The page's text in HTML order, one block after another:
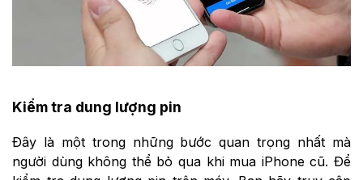
Kiểm tra dung lượng pin
Đây là một trong những bước quan trọng nhất mà
người dùng không thể bỏ qua khi mua iPhone cũ. Để